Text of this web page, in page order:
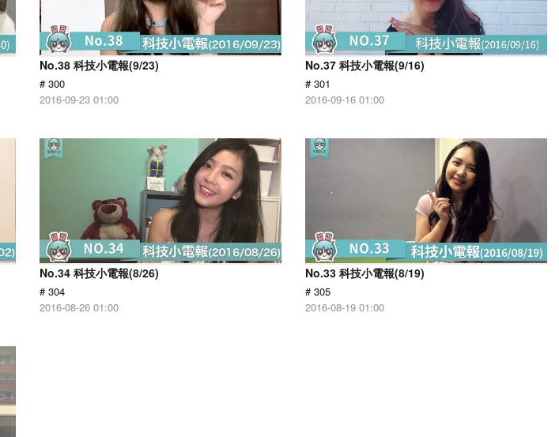
No.38 科技小電報(9/23)
# 300
2016-09-23 01:00
No.37 科技小電報(9/16)
# 301
2016-09-16 01:00
No.34 科技小電報(8/26)
# 304
2016-08-26 01:00
No.33 科技小電報(8/19)
# 305
2016-08-19 01:00